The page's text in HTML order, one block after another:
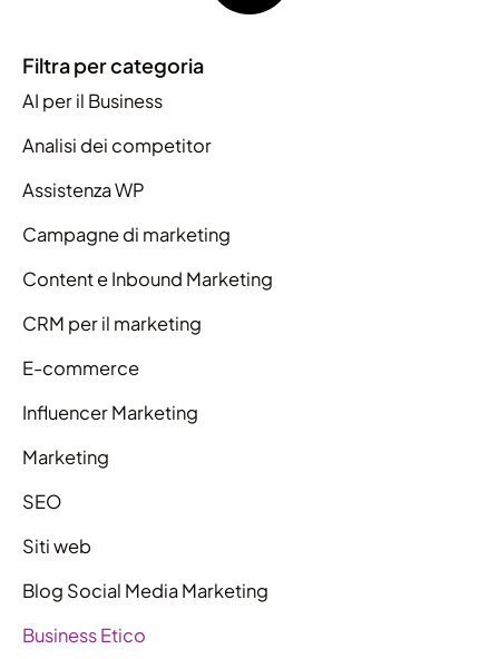
Filtra per categoria
AI per il Business
Analisi dei competitor
Assistenza WP
Campagne di marketing
Content e Inbound Marketing
CRM per il marketing
E-commerce
Influencer Marketing
Marketing
SEO
Siti web
Blog Social Media Marketing
Business Etico